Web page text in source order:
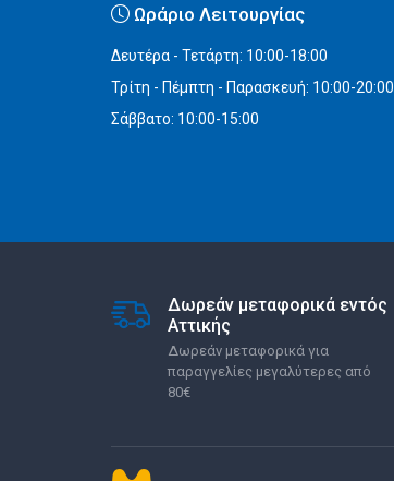
Ωράριο Λειτουργίας
Δευτέρα - Τετάρτη: 10:00-18:00
Τρίτη - Πέμπτη - Παρασκευή: 10:00-20:00
Σάββατο: 10:00-15:00
Δωρεάν μεταφορικά εντός
Αττικής
Δωρεάν μεταφορικά για
παραγγελίες μεγαλύτερες από
80€